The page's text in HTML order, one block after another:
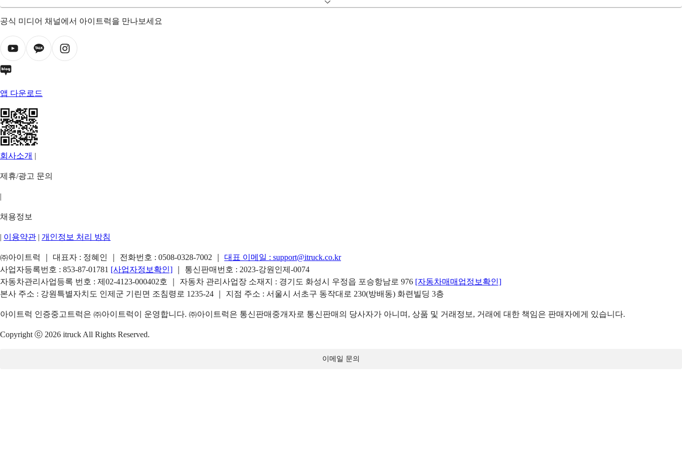
공식 미디어 채널에서 아이트럭을 만나보세요
앱 다운로드
회사소개 |
제휴/광고 문의
|
채용정보
| 이용약관 | 개인정보 처리 방침
㈜아이트럭 ｜ 대표자 : 정혜인 ｜ 전화번호 : 0508-0328-7002 대표 이메일 : support@itruck.co.kr
사업자등록번호 : 853-87-01781 [사업자정보확인]
｜ 통신판매번호 : 2023-강원인제-0074
자동차관리사업등록 번호 : 제02-4123-000402호 ｜ 자동차 관리사업장 소재지 : 경기도 화성시 우정읍 포승항남로 976 [자동차매매업정보확인]
본사 주소 : 강원특별자치도 인제군 기린면 조침령로 1235-24 ｜ 지점 주소 : 서울시 서초구 동작대로 230(방배동) 화련빌딩 3층
아이트럭 인증중고트럭은 ㈜아이트럭이 운영합니다. ㈜아이트럭은 통신판매중개자로 통신판매의 당사자가 아니며, 상품 및 거래정보, 거래에 대한 책임은 판매자에게 있습니다.
Copyright ⓒ 2026 itruck All Rights Reserved.
이메일 문의